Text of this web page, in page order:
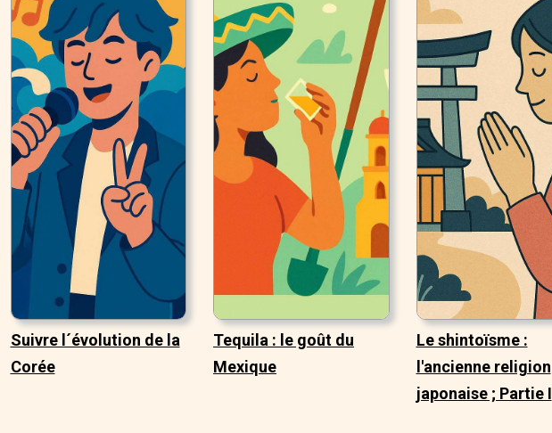
Suivre l´évolution de la
Corée
Tequila : le goût du
Mexique
Le shintoïsme :
l'ancienne religion
japonaise ; Partie I